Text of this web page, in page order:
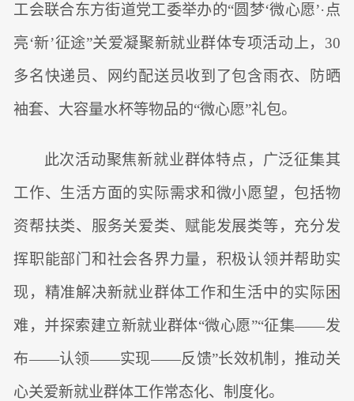
工会联合东方街道党工委举办的“圆梦‘微心愿’·点
亮‘新’征途”关爱凝聚新就业群体专项活动上，30
多名快递员、网约配送员收到了包含雨衣、防晒
袖套、大容量水杯等物品的“微心愿”礼包。
此次活动聚焦新就业群体特点，广泛征集其
工作、生活方面的实际需求和微小愿望，包括物
资帮扶类、服务关爱类、赋能发展类等，充分发
挥职能部门和社会各界力量，积极认领并帮助实
现，精准解决新就业群体工作和生活中的实际困
难，并探索建立新就业群体“微心愿”“征集——发
布——认领——实现——反馈”长效机制，推动关
心关爱新就业群体工作常态化、制度化。